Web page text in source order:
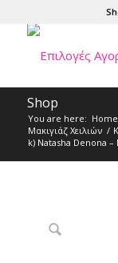
Shop
You are here: Home
Μακιγιάζ Χειλιών /
k) Natasha Denona